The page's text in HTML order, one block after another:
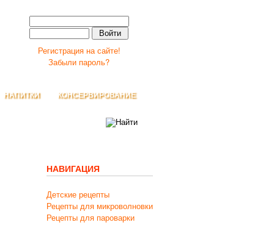
НАПИТКИ КОНСЕРВИРОВАНИЕ
Регистрация на сайте!
Забыли пароль?
НАВИГАЦИЯ
Детские рецепты
Рецепты для микроволновки
Рецепты для пароварки